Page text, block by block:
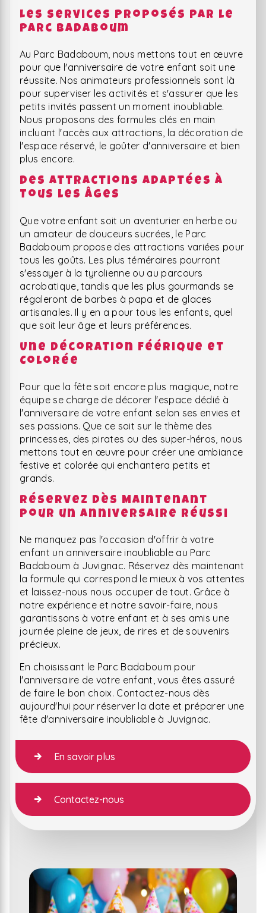
Les Services Proposés par le
Parc Badaboum
Au Parc Badaboum, nous mettons tout en œuvre
pour que l'anniversaire de votre enfant soit une
réussite. Nos animateurs professionnels sont là
pour superviser les activités et s'assurer que les
petits invités passent un moment inoubliable.
Nous proposons des formules clés en main
incluant l'accès aux attractions, la décoration de
l'espace réservé, le goûter d'anniversaire et bien
plus encore.
Des Attractions Adaptées à
Tous les Âges
Que votre enfant soit un aventurier en herbe ou
un amateur de douceurs sucrées, le Parc
Badaboum propose des attractions variées pour
tous les goûts. Les plus téméraires pourront
s'essayer à la tyrolienne ou au parcours
acrobatique, tandis que les plus gourmands se
régaleront de barbes à papa et de glaces
artisanales. Il y en a pour tous les enfants, quel
que soit leur âge et leurs préférences.
Une Décoration Féérique et
Colorée
Pour que la fête soit encore plus magique, notre
équipe se charge de décorer l'espace dédié à
l'anniversaire de votre enfant selon ses envies et
ses passions. Que ce soit sur le thème des
princesses, des pirates ou des super-héros, nous
mettons tout en œuvre pour créer une ambiance
festive et colorée qui enchantera petits et
grands.
Réservez Dès Maintenant
pour un Anniversaire Réussi
Ne manquez pas l'occasion d'offrir à votre
enfant un anniversaire inoubliable au Parc
Badaboum à Juvignac. Réservez dès maintenant
la formule qui correspond le mieux à vos attentes
et laissez-nous nous occuper de tout. Grâce à
notre expérience et notre savoir-faire, nous
garantissons à votre enfant et à ses amis une
journée pleine de jeux, de rires et de souvenirs
précieux.
En choisissant le Parc Badaboum pour
l'anniversaire de votre enfant, vous êtes assuré
de faire le bon choix. Contactez-nous dès
aujourd'hui pour réserver la date et préparer une
fête d'anniversaire inoubliable à Juvignac.
En savoir plus
Contactez-nous